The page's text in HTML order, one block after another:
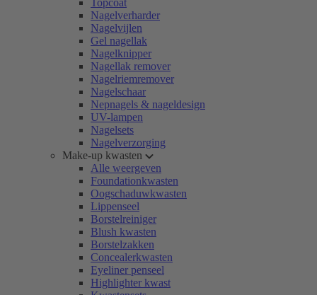
Topcoat
Nagelverharder
Nagelvijlen
Gel nagellak
Nagelknipper
Nagellak remover
Nagelriemremover
Nagelschaar
Nepnagels & nageldesign
UV-lampen
Nagelsets
Nagelverzorging
Make-up kwasten
Alle weergeven
Foundationkwasten
Oogschaduwkwasten
Lippenseel
Borstelreiniger
Blush kwasten
Borstelzakken
Concealerkwasten
Eyeliner penseel
Highlighter kwast